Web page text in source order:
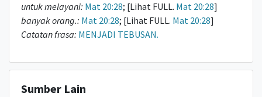
untuk melayani: Mat 20:28; [Lihat FULL. Mat 20:28]
banyak orang.: Mat 20:28; [Lihat FULL. Mat 20:28]
Catatan frasa: MENJADI TEBUSAN.
Sumber Lain